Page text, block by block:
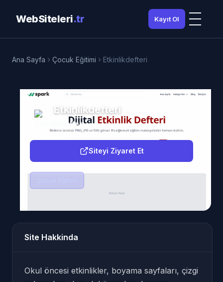
WebSiteleri.tr Kayıt Ol
Ana Sayfa Çocuk Eğitimi Etkinlikdefteri
Etkinlikdefteri
etkinlikdefteri.com
Siteyi Ziyaret Et
Site Hakkinda
Okul öncesi etkinlikler, boyama sayfaları, çizgi